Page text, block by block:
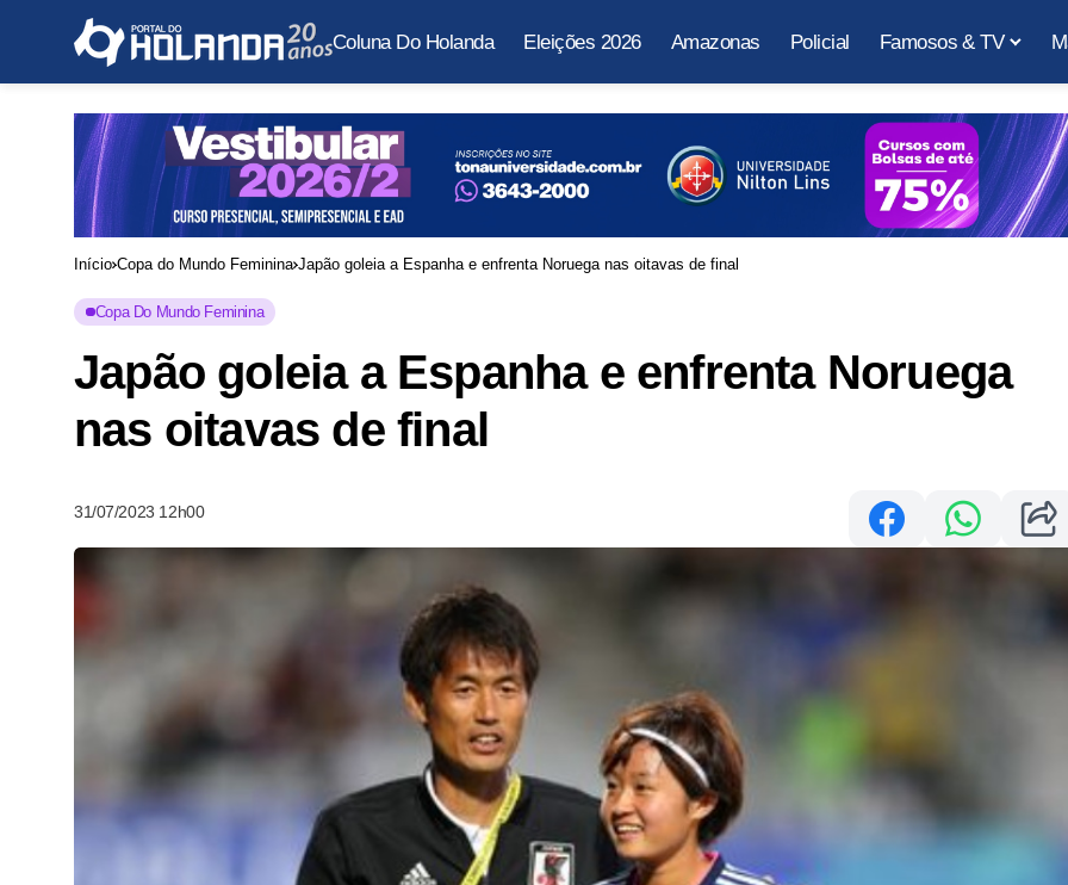
Coluna Do Holanda Eleições 2026 Amazonas Policial Famosos & TV
Início Copa do Mundo Feminina Japão goleia a Espanha e enfrenta Noruega nas oitavas de final
Copa Do Mundo Feminina
Japão goleia a Espanha e enfrenta Noruega
nas oitavas de final
31/07/2023 12h00